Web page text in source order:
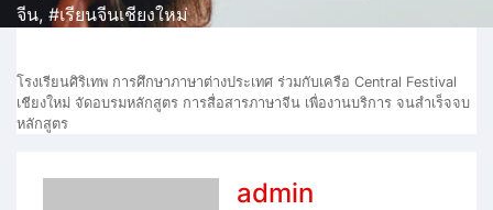
จีน, #เรียนจีนเชียงใหม่
โรงเรียนศิริเทพ การศึกษาภาษาต่างประเทศ ร่วมกับเครือ Central Festival
เชียงใหม่ จัดอบรมหลักสูตร การสื่อสารภาษาจีน เพื่องานบริการ จนสำเร็จจบ
หลักสูตร
admin